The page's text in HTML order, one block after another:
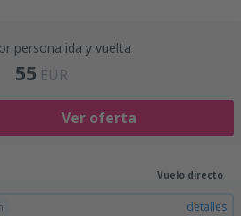
persona ida y vuelta
55 EUR
Ver oferta
Vuelo directo
detalles